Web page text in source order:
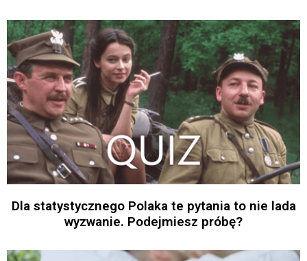
Dla statystycznego Polaka te pytania to nie lada
wyzwanie. Podejmiesz próbę?